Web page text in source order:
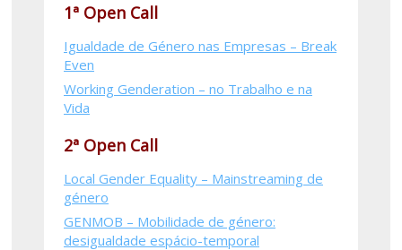
1ª Open Call
Igualdade de Género nas Empresas – Break
Even
Working Genderation – no Trabalho e na
Vida
2ª Open Call
Local Gender Equality – Mainstreaming de
género
GENMOB – Mobilidade de género:
desigualdade espácio-temporal